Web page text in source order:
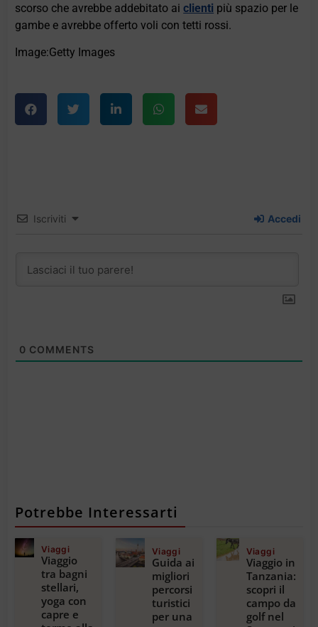
scorso che avrebbe addebitato aiclienti più spazio per le
gambe e avrebbe offerto voli con tetti rossi.
Image:Getty Images
Iscriviti Accedi
0 COMMENTS
Potrebbe Interessarti
Viaggi
Viaggio
tra bagni
stellari,
yoga con
capre e
Viaggi
Guida ai
migliori
percorsi
turistici
per una
Viaggi
Viaggio in
Tanzania:
scopri il
campo da
golf nel